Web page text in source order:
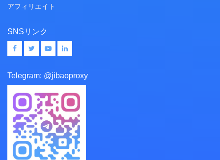
アフィリエイト
SNSリンク
Telegram: @jibaoproxy